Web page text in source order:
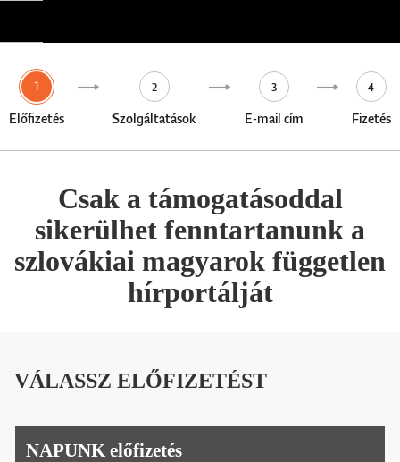
1
Előfizetés
2
Szolgáltatások
3
E-mail cím
4
Fizetés
Csak a támogatásoddal
sikerülhet fenntartanunk a
szlovákiai magyarok független
hírportálját
VÁLASSZ ELŐFIZETÉST
NAPUNK előfizetés